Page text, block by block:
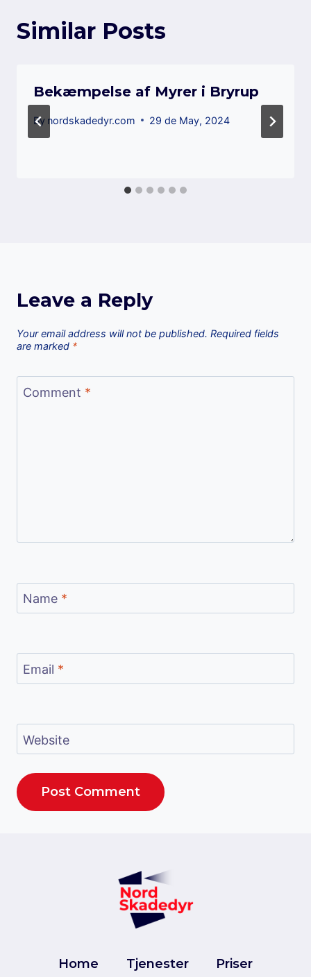
Similar Posts
Bekæmpelse af Myrer i Bryrup
By nordskadedyr.com 29 de May, 2024
Leave a Reply
Your email address will not be published. Required fields
are marked *
Comment *
Name *
Email *
Website
Home Tjenester Priser